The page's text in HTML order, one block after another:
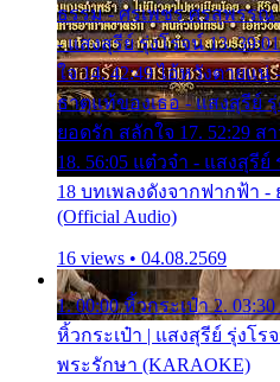
ธรรม - ศรเพชร ศรสุพรรณ
- แสงสุรีย์ รุ่งโรจน์ 13.
ใจ 14. 42:49 ไอ้หวังตายแ
ธาตุแท้ของเธอ - แสงสุรีย์
ยอดรัก สลักใจ 17. 52:29
18. 56:05 แต๋วจ๋า - แสงสุรีย์
18 บทเพลงดังจากฟากฟ้า -
(Official Audio)
16 views • 04.08.2569
1. 00:00 หิ้วกระเป๋า 2.
หิ้วกระเป๋า | แสงสุรีย์ รุ่งโร
พระรักษา (KARAOKE)